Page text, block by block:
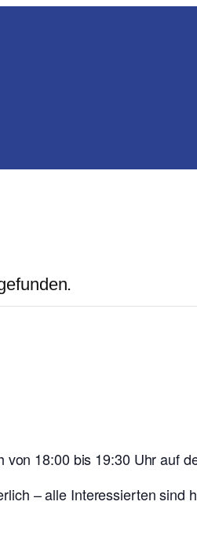
18:00 bis 19:30 Uhr auf
– alle Interessierten